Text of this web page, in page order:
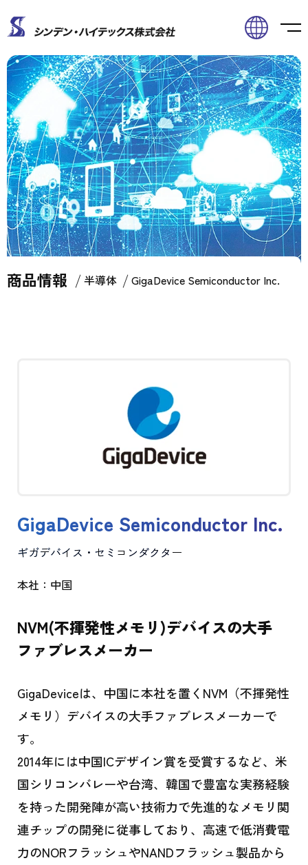
商品情報 Home
商品情報
半導体 GigaDevice Semiconductor Inc.
GigaDevice Semiconductor Inc.
ギガデバイス・セミコンダクター
本社：中国
NVM(不揮発性メモリ)デバイスの大手
ファブレスメーカー
GigaDeviceは、中国に本社を置くNVM（不揮発性
メモリ）デバイスの大手ファブレスメーカーで
す。
2014年には中国ICデザイン賞を受賞するなど、米
国シリコンバレーや台湾、韓国で豊富な実務経験
を持った開発陣が高い技術力で先進的なメモリ関
連チップの開発に従事しており、高速で低消費電
力のNORフラッシュやNANDフラッシュ製品から